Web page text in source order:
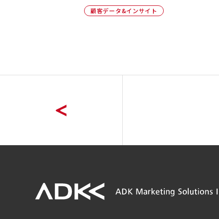
顧客データ&インサイト